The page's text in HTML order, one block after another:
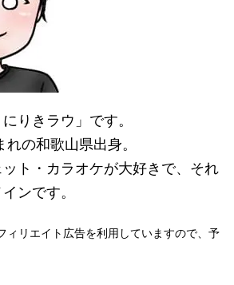
りきラウ」です。
の和歌山県出身。
ト・カラオケが大好きで、それ
ンです。
ィリエイト広告を利用していますので、予